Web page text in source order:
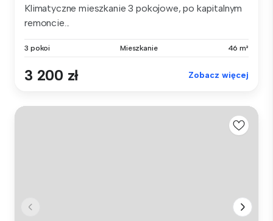
Klimatyczne mieszkanie 3 pokojowe, po kapitalnym
remoncie...
3 pokoi Mieszkanie 46 m²
3 200 zł Zobacz więcej